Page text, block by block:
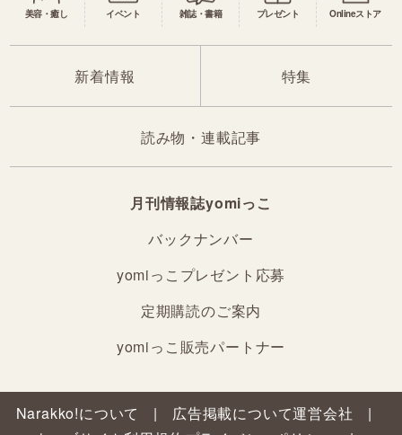
美容・癒し イベント 雑誌・書籍 プレゼント Onlineストア
新着情報 特集
読み物・連載記事
月刊情報誌yomiっこ
バックナンバー
yomiっこプレゼント応募
定期購読のご案内
yomiっこ販売パートナー
Narakko!について 広告掲載について運営会社